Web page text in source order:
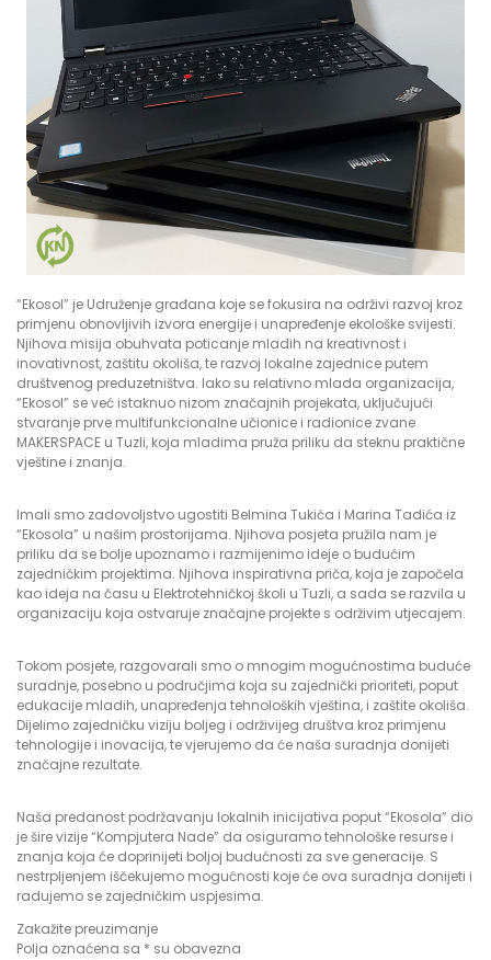
“Ekosol” je Udruženje građana koje se fokusira na održivi razvoj kroz
primjenu obnovljivih izvora energije i unapređenje ekološke svijesti.
Njihova misija obuhvata poticanje mladih na kreativnost i
inovativnost, zaštitu okoliša, te razvoj lokalne zajednice putem
društvenog preduzetništva. Iako su relativno mlada organizacija,
“Ekosol” se već istaknuo nizom značajnih projekata, uključujući
stvaranje prve multifunkcionalne učionice i radionice zvane
MAKERSPACE u Tuzli, koja mladima pruža priliku da steknu praktične
vještine i znanja.
Imali smo zadovoljstvo ugostiti Belmina Tukića i Marina Tadića iz
“Ekosola” u našim prostorijama. Njihova posjeta pružila nam je
priliku da se bolje upoznamo i razmijenimo ideje o budućim
zajedničkim projektima. Njihova inspirativna priča, koja je započela
kao ideja na času u Elektrotehničkoj školi u Tuzli, a sada se razvila u
organizaciju koja ostvaruje značajne projekte s održivim utjecajem.
Tokom posjete, razgovarali smo o mnogim mogućnostima buduće
suradnje, posebno u područjima koja su zajednički prioriteti, poput
edukacije mladih, unapređenja tehnoloških vještina, i zaštite okoliša.
Dijelimo zajedničku viziju boljeg i održivijeg društva kroz primjenu
tehnologije i inovacija, te vjerujemo da će naša suradnja donijeti
značajne rezultate.
Naša predanost podržavanju lokalnih inicijativa poput “Ekosola” dio
je šire vizije “Kompjutera Nade” da osiguramo tehnološke resurse i
znanja koja će doprinijeti boljoj budućnosti za sve generacije. S
nestrpljenjem iščekujemo mogućnosti koje će ova suradnja donijeti i
radujemo se zajedničkim uspjesima.
Zakažite preuzimanje
Polja oznaćena sa * su obavezna